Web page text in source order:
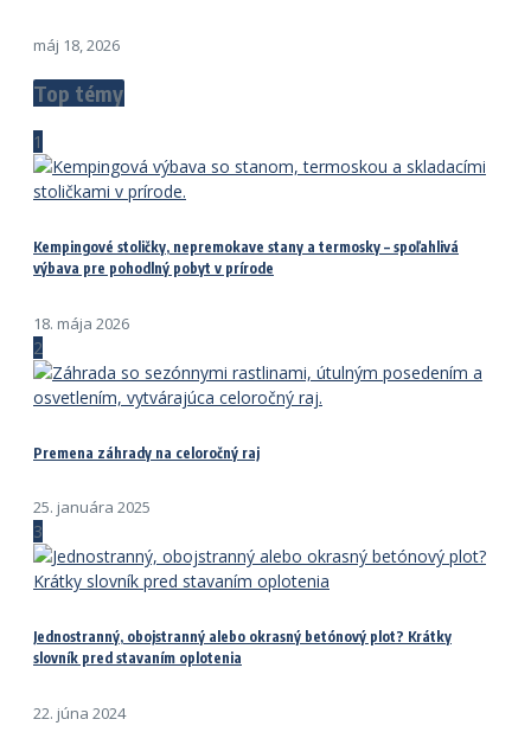
máj 18, 2026
Top témy
1
Kempingové stoličky, nepremokave stany a termosky – spoľahlivá
výbava pre pohodlný pobyt v prírode
18. mája 2026
2
Premena záhrady na celoročný raj
25. januára 2025
3
Jednostranný, obojstranný alebo okrasný betónový plot? Krátky
slovník pred stavaním oplotenia
22. júna 2024